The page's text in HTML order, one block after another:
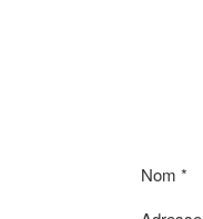
Nom *